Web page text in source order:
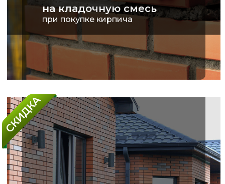
на кладочную смесь
при покупке кирпича